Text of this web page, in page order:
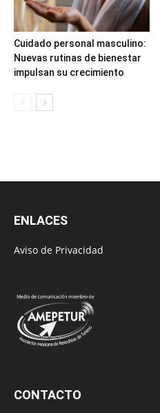
Cuidado personal masculino:
Nuevas rutinas de bienestar
impulsan su crecimiento
ENLACES
Aviso de Privacidad
CONTACTO